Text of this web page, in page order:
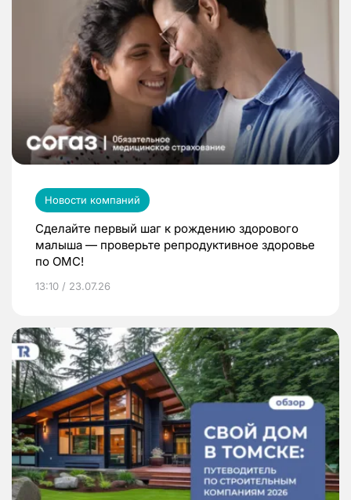
Новости компаний
Сделайте первый шаг к рождению здорового
малыша — проверьте репродуктивное здоровье
по ОМС!
13:10 / 23.07.26